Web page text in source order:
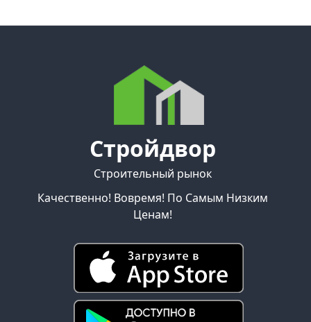
Стройдвор
Строительный рынок
Качественно! Вовремя! По Самым Низким
Ценам!